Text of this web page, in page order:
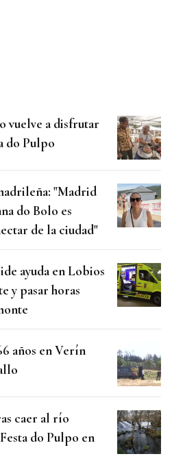
vuelve a disfrutar
do Pulpo
"Madrid
do Bolo es
de la ciudad"
ayuda en Lobios
y pasar horas
años en Verín
caer al río
do Pulpo en